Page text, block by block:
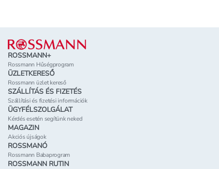
Lábléc
ROSSMANN+
Rossmann Hűségprogram
ÜZLETKERESŐ
Rossmann üzlet kereső
SZÁLLÍTÁS ÉS FIZETÉS
Szállítási és fizetési információk
ÜGYFÉLSZOLGÁLAT
Kérdés esetén segítünk neked
MAGAZIN
Akciós újságok
ROSSMANÓ
Rossmann Babaprogram
ROSSMANN RUTIN